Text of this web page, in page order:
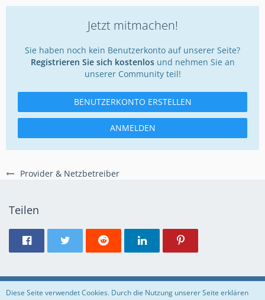
Provider & Netzbetreiber
Jetzt mitmachen!
Sie haben noch kein Benutzerkonto auf unserer Seite?
Registrieren Sie sich kostenlosund nehmen Sie an
unserer Community teil!
BENUTZERKONTO ERSTELLEN
ANMELDEN
Teilen
Regeln Datenschutzerklärung Impressum
Diese Seite verwendet Cookies. Durch die Nutzung unserer Seite erklären